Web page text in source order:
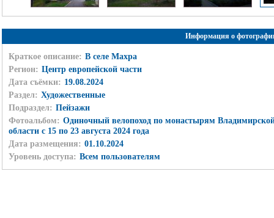
Информация о
Краткое описание: В селе Махра
Регион: Центр европейской части
Дата съёмки: 19.08.2024
Раздел: Художественные
Подраздел: Пейзажи
Фотоальбом: Одиночный велопоход по монастырям
области с 15 по 23 августа 2024 года
Дата размещения: 01.10.2024
Уровень доступа: Всем пользователям